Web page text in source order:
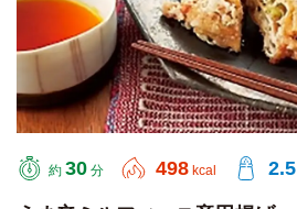
約 30 分 498 kcal 2.5